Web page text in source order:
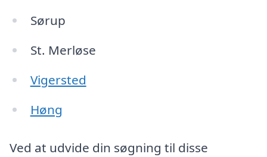
Sørup
St. Merløse
Vigersted
Høng
Ved at udvide din søgning til disse